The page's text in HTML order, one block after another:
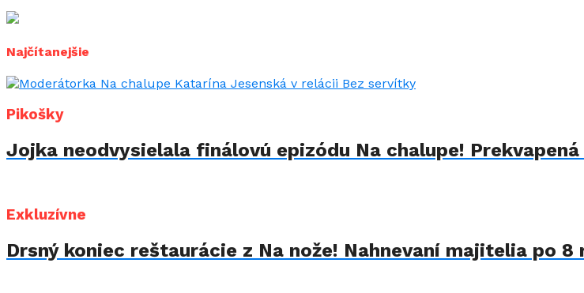
Najčítanejšie
Pikošky
Jojka neodvysielala finálovú epizódu Na chalupe!
Exkluzívne
Drsný koniec reštaurácie z Na nože! Nahnevaní majitelia po 8